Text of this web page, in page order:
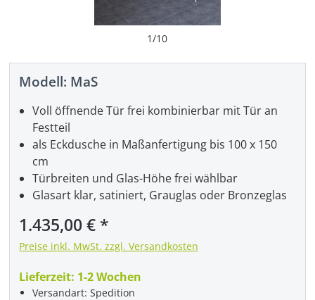
1/10
Modell: MaS
Regulärer Preis:
1.435,00 €
Preise inkl. MwSt. zzgl. Versandkosten
Lieferzeit: 1-2 Wochen
Versandart: Spedition
Voll öffnende Tür frei kombinierbar mit Tür an
Festteil
als Eckdusche in Maßanfertigung bis 100 x 150
cm
Türbreiten und Glas-Höhe frei wählbar
Glasart klar, satiniert, Grauglas oder Bronzeglas